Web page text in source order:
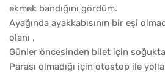
ekmek bandığını gördüm.
Ayağında ayakkabısının bir eşi
olanı ,
Günler öncesinden bilet için
Parası olmadığı için otostop ile